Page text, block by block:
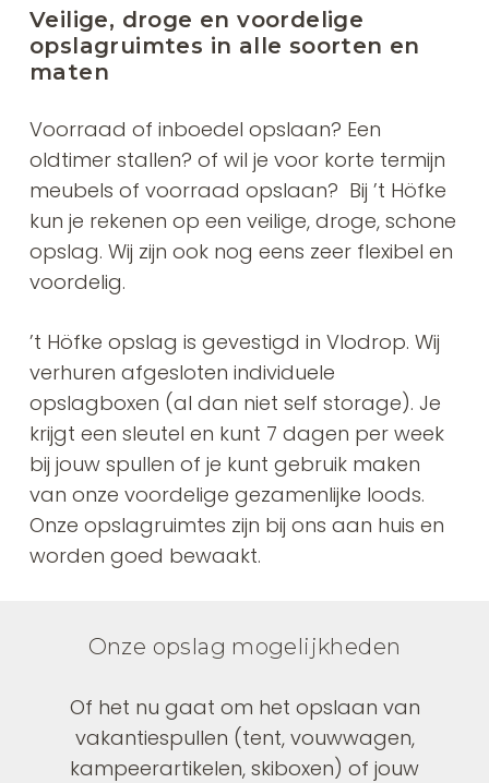
Veilige, droge en voordelige
opslagruimtes in alle soorten en
maten
Voorraad of inboedel opslaan? Een
oldtimer stallen? of wil je voor korte termijn
meubels of voorraad opslaan? Bij ’t Höfke
kun je rekenen op een veilige, droge, schone
opslag. Wij zijn ook nog eens zeer flexibel en
voordelig.
’t Höfke opslag is gevestigd in Vlodrop. Wij
verhuren afgesloten individuele
opslagboxen (al dan niet self storage). Je
krijgt een sleutel en kunt 7 dagen per week
bij jouw spullen of je kunt gebruik maken
van onze voordelige gezamenlijke loods.
Onze opslagruimtes zijn bij ons aan huis en
worden goed bewaakt.
Onze opslag mogelijkheden
Of het nu gaat om het opslaan van
vakantiespullen (tent, vouwwagen,
kampeerartikelen, skiboxen) of jouw